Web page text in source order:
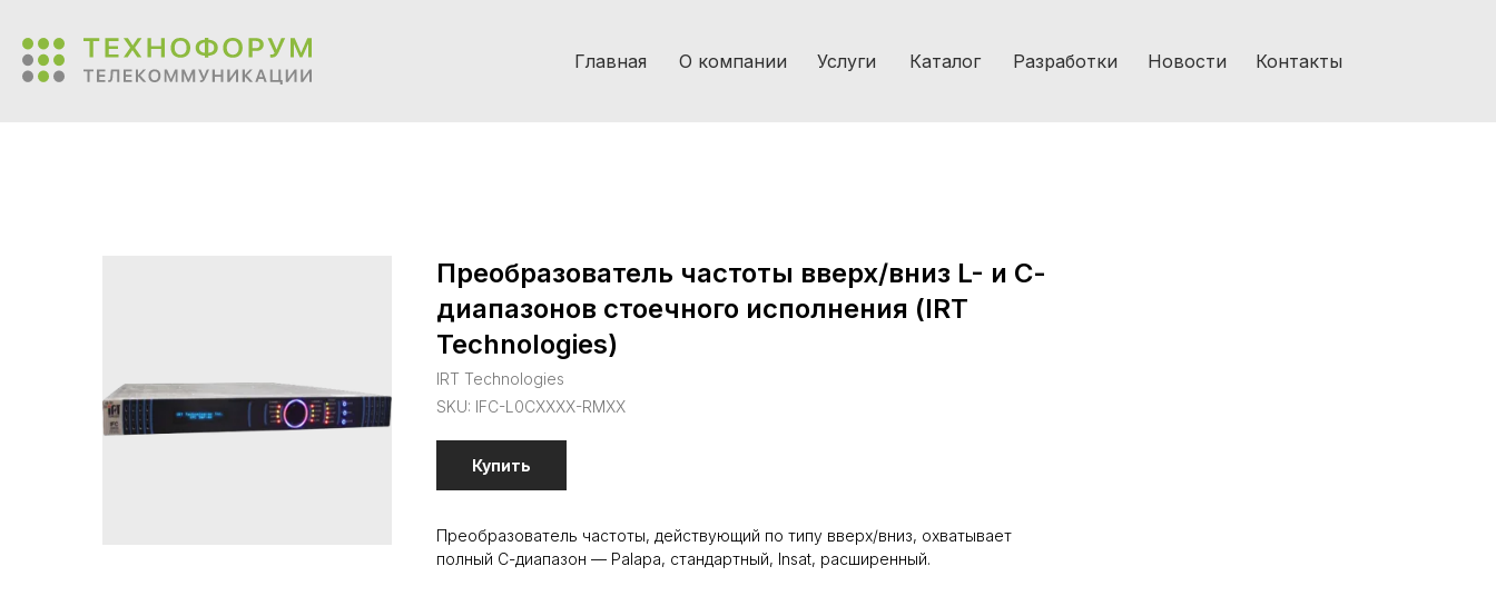
Главная О компании Услуги Каталог Разработки Новости Контакты
Преобразователь частоты вверх/вниз L- и С-
диапазонов стоечного исполнения (IRT
Technologies)
IRT Technologies
SKU: IFC-L0CXXXX-RMXX
Купить
Преобразователь частоты, действующий по типу вверх/вниз, охватывает
полный С-диапазон — Palapa, стандартный, Insat, расширенный.